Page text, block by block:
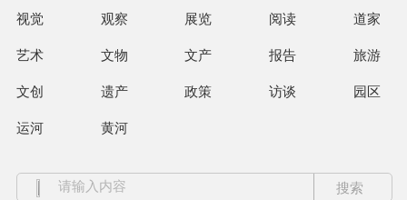
视觉 观察 展览 阅读 道家
艺术 文物 文产 报告 旅游
文创 遗产 政策 访谈 园区
运河 黄河